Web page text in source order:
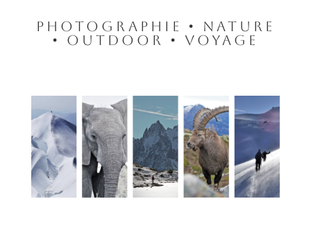
PHOTOGRAPHIE • NATURE
• OUTDOOR • VOYAGE